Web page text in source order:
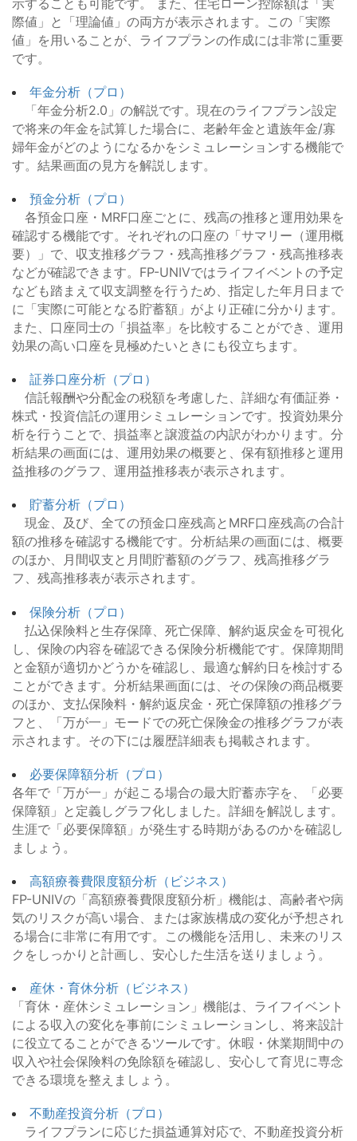
際値」と「理論値」の両方が表示されます。この「実際
値」を用いることが、ライフプランの作成には非常に重要
です。
年金分析（プロ）
「年金分析2.0」の解説です。現在のライフプラン設定
で将来の年金を試算した場合に、老齢年金と遺族年金/寡
婦年金がどのようになるかをシミュレーションする機能で
す。結果画面の見方を解説します。
預金分析（プロ）
各預金口座・MRF口座ごとに、残高の推移と運用効果を
確認する機能です。それぞれの口座の「サマリー（運用概
要）」で、収支推移グラフ・残高推移グラフ・残高推移表
などが確認できます。FP-UNIVではライフイベントの予定
なども踏まえて収支調整を行うため、指定した年月日まで
に「実際に可能となる貯蓄額」がより正確に分かります。
また、口座同士の「損益率」を比較することができ、運用
効果の高い口座を見極めたいときにも役立ちます。
証券口座分析（プロ）
信託報酬や分配金の税額を考慮した、詳細な有価証券・
株式・投資信託の運用シミュレーションです。投資効果分
析を行うことで、損益率と譲渡益の内訳がわかります。分
析結果の画面には、運用効果の概要と、保有額推移と運用
益推移のグラフ、運用益推移表が表示されます。
貯蓄分析（プロ）
現金、及び、全ての預金口座残高とMRF口座残高の合計
額の推移を確認する機能です。分析結果の画面には、概要
のほか、月間収支と月間貯蓄額のグラフ、残高推移グラ
フ、残高推移表が表示されます。
保険分析（プロ）
払込保険料と生存保障、死亡保障、解約返戻金を可視化
し、保険の内容を確認できる保険分析機能です。保障期間
と金額が適切かどうかを確認し、最適な解約日を検討する
ことができます。分析結果画面には、その保険の商品概要
のほか、支払保険料・解約返戻金・死亡保障額の推移グラ
フと、「万が一」モードでの死亡保険金の推移グラフが表
示されます。その下には履歴詳細表も掲載されます。
必要保障額分析（プロ）
各年で「万が一」が起こる場合の最大貯蓄赤字を、「必要
保障額」と定義しグラフ化しました。詳細を解説します。
生涯で「必要保障額」が発生する時期があるのかを確認し
ましょう。
高額療養費限度額分析（ビジネス）
FP-UNIVの「高額療養費限度額分析」機能は、高齢者や病
気のリスクが高い場合、または家族構成の変化が予想され
る場合に非常に有用です。この機能を活用し、未来のリス
クをしっかりと計画し、安心した生活を送りましょう。
産休・育休分析（ビジネス）
「育休・産休シミュレーション」機能は、ライフイベント
による収入の変化を事前にシミュレーションし、将来設計
に役立てることができるツールです。休暇・休業期間中の
収入や社会保険料の免除額を確認し、安心して育児に専念
できる環境を整えましょう。
不動産投資分析（プロ）
ライフプランに応じた損益通算対応で、不動産投資分析